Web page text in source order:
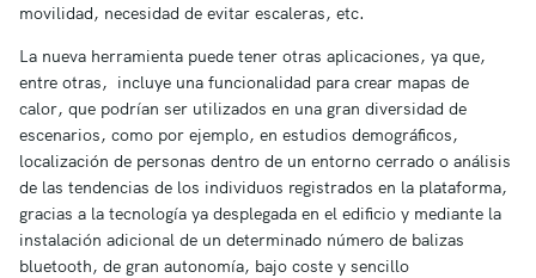
movilidad, necesidad de evitar escaleras, etc.
La nueva herramienta puede tener otras aplicaciones, ya que,
entre otras, incluye una funcionalidad para crear mapas de
calor, que podrían ser utilizados en una gran diversidad de
escenarios, como por ejemplo, en estudios demográficos,
localización de personas dentro de un entorno cerrado o análisis
de las tendencias de los individuos registrados en la plataforma,
gracias a la tecnología ya desplegada en el edificio y mediante la
instalación adicional de un determinado número de balizas
bluetooth, de gran autonomía, bajo coste y sencillo